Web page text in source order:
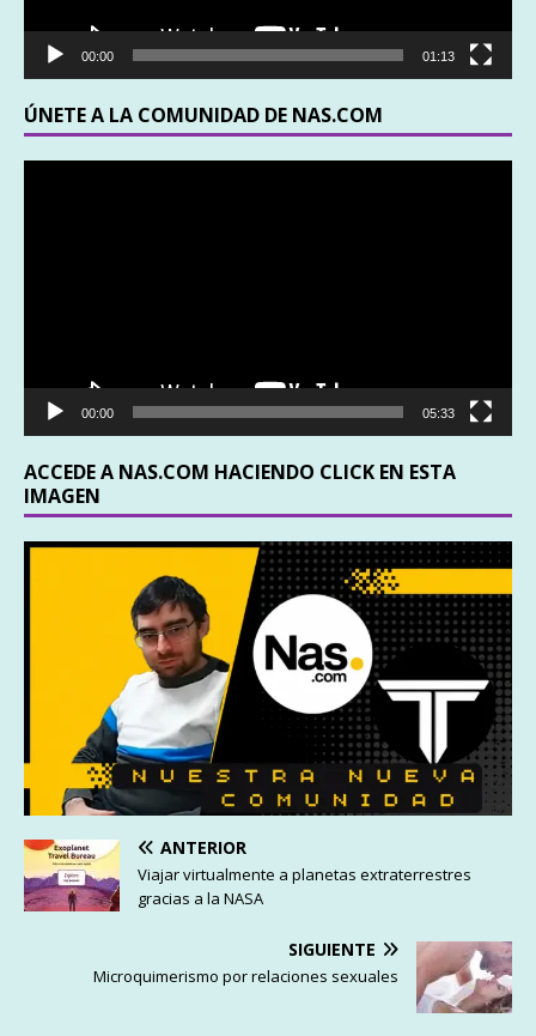
00:00 01:13
ÚNETE A LA COMUNIDAD DE NAS.COM
00:00 05:33
ACCEDE A NAS.COM HACIENDO CLICK EN ESTA
IMAGEN
ANTERIOR
Viajar virtualmente a planetas extraterrestres
gracias a la NASA
SIGUIENTE
Microquimerismo por relaciones sexuales